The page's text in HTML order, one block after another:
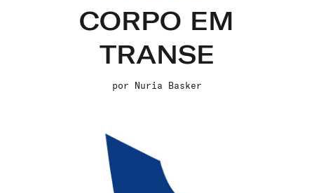
CORPO EM
TRANSE
por Nuria Basker